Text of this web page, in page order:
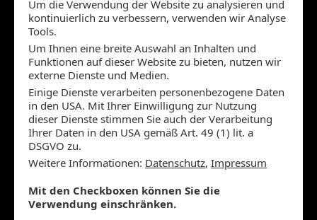
Konzeption, Entwicklung und Hosting
Um die Verwendung der Website zu analysieren und
kontinuierlich zu verbessern, verwenden wir Analyse
Tools.
Um Ihnen eine breite Auswahl an Inhalten und
Funktionen auf dieser Website zu bieten, nutzen wir
externe Dienste und Medien.
Einige Dienste verarbeiten personenbezogene Daten
in den USA. Mit Ihrer Einwilligung zur Nutzung
dieser Dienste stimmen Sie auch der Verarbeitung
Ihrer Daten in den USA gemäß Art. 49 (1) lit. a
DSGVO zu.
Weitere Informationen: Datenschutz, Impressum
Mit den Checkboxen können Sie die
Verwendung einschränken.